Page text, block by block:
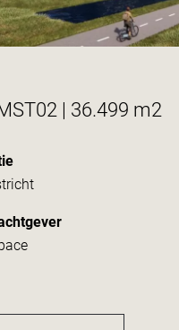
| 36.499 m2